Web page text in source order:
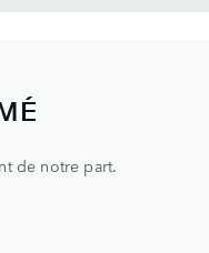
de notre part.